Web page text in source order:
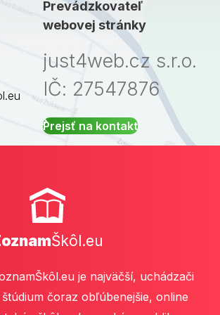
Prevádzkovateľ
webovej stránky
just4web.cz s.r.o.
IČ: 27547876
Prejsť na kontakt
Škôl.eu
je najväčší, uchádzači
čoraz obľúbenejšie, online